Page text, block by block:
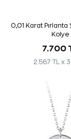
0,01 Karat
Kolye
7.700
2.567 TL x